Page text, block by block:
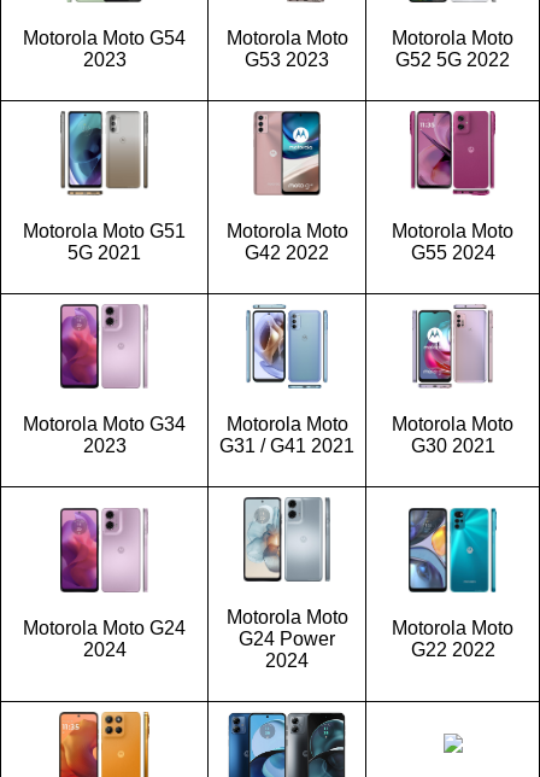
Motorola Moto G54
2023
Motorola Moto
G53 2023
Motorola Moto
G52 5G 2022
Motorola Moto G51
5G 2021
Motorola Moto
G42 2022
Motorola Moto
G55 2024
Motorola Moto G34
2023
Motorola Moto
G31 / G41 2021
Motorola Moto
G30 2021
Motorola Moto G24
2024
Motorola Moto
G24 Power
2024
Motorola Moto
G22 2022